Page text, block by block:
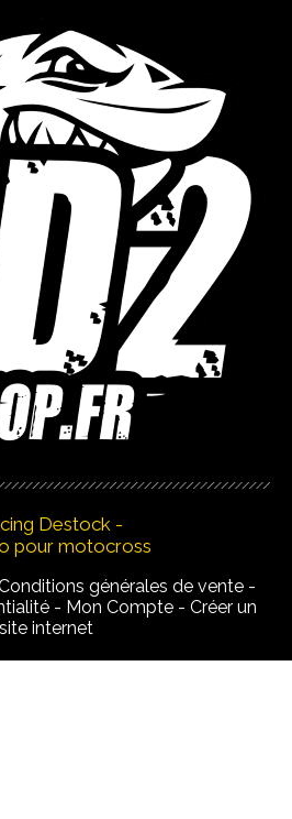
Destock -
pour motocross
générales de vente
Mon Compte
Créer un
site internet